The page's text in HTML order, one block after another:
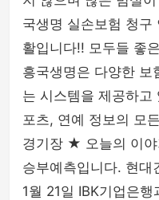
국생명 실손보험 청구
활입니다!! 모두들 좋
흥국생명은 다양한 보
는 시스템을 제공하고
포츠, 연예 정보의 모
경기장 ★ 오늘의 이야
승부예측입니다. 현대
1월 21일 IBK기업은